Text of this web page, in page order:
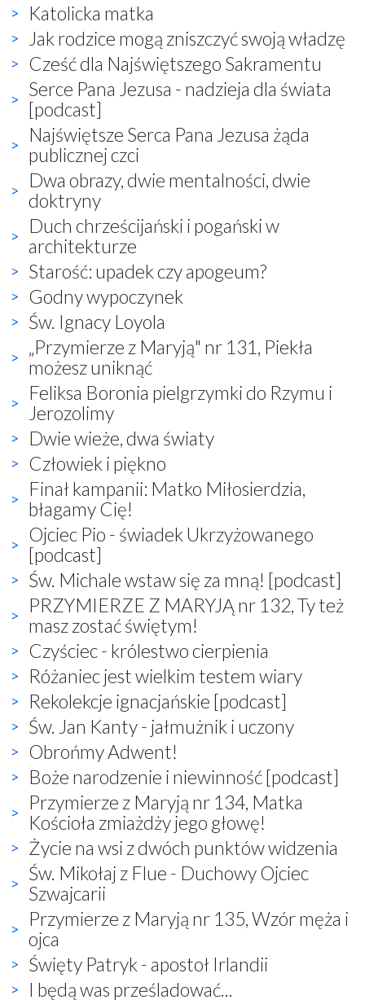
Katolicka matka
Jak rodzice mogą zniszczyć swoją władzę
Cześć dla Najświętszego Sakramentu
Serce Pana Jezusa - nadzieja dla świata
[podcast]
Najświętsze Serca Pana Jezusa żąda
publicznej czci
Dwa obrazy, dwie mentalności, dwie
doktryny
Duch chrześcijański i pogański w
architekturze
Starość: upadek czy apogeum?
Godny wypoczynek
Św. Ignacy Loyola
„Przymierze z Maryją" nr 131, Piekła
możesz uniknąć
Feliksa Boronia pielgrzymki do Rzymu i
Jerozolimy
Dwie wieże, dwa światy
Człowiek i piękno
Finał kampanii: Matko Miłosierdzia,
błagamy Cię!
Ojciec Pio - świadek Ukrzyżowanego
[podcast]
Św. Michale wstaw się za mną! [podcast]
PRZYMIERZE Z MARYJĄ nr 132, Ty też
masz zostać świętym!
Czyściec - królestwo cierpienia
Różaniec jest wielkim testem wiary
Rekolekcje ignacjańskie [podcast]
Św. Jan Kanty - jałmużnik i uczony
Obrońmy Adwent!
Boże narodzenie i niewinność [podcast]
Przymierze z Maryją nr 134, Matka
Kościoła zmiażdży jego głowę!
Życie na wsi z dwóch punktów widzenia
Św. Mikołaj z Flue - Duchowy Ojciec
Szwajcarii
Przymierze z Maryją nr 135, Wzór męża i
ojca
Święty Patryk - apostoł Irlandii
I będą was prześladować...